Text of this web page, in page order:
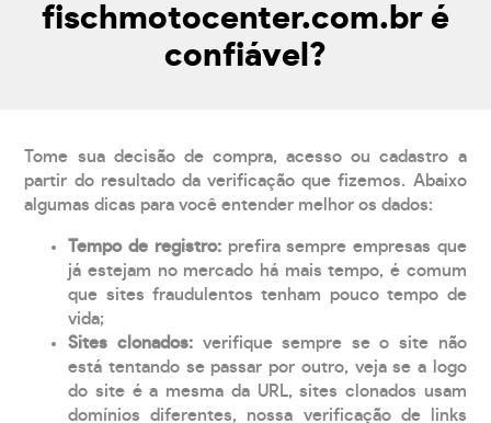
fischmotocenter.com.br é
confiável?
Tome sua decisão de compra, acesso ou cadastro a
partir do resultado da verificação que fizemos. Abaixo
algumas dicas para você entender melhor os dados:
Tempo de registro: prefira sempre empresas que
já estejam no mercado há mais tempo, é comum
que sites fraudulentos tenham pouco tempo de
vida;
Sites clonados: verifique sempre se o site não
está tentando se passar por outro, veja se a logo
do site é a mesma da URL, sites clonados usam
domínios diferentes, nossa verificação de links